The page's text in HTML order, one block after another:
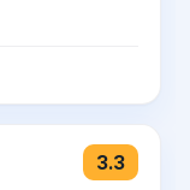
3.3